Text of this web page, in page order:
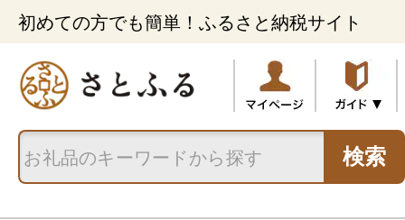
初めての方でも簡単！ふるさと納税サイト
検索